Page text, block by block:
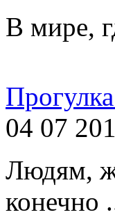
В мире,
04 07
Людям,
конечно